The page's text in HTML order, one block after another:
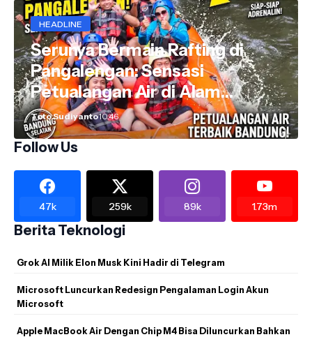
HEADLINE
Serunya Bermain Rafting di
Pangalengan: Sensasi
Petualangan Air di Alam
Bandung Selatan
Toto Sudiyanto10.46
Follow Us
47k 259k 89k 1.73m
Berita Teknologi
Grok AI Milik Elon Musk Kini Hadir di Telegram
Microsoft Luncurkan Redesign Pengalaman Login Akun
Microsoft
Apple MacBook Air Dengan Chip M4 Bisa Diluncurkan Bahkan